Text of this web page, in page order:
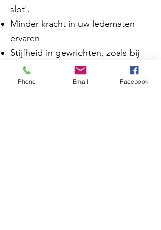
slot'.
Minder kracht in uw ledematen
ervaren
Stijfheid in gewrichten, zoals bij
arthrose en reuma
Spanningsklachten als gevolg van
Phone Email Facebook